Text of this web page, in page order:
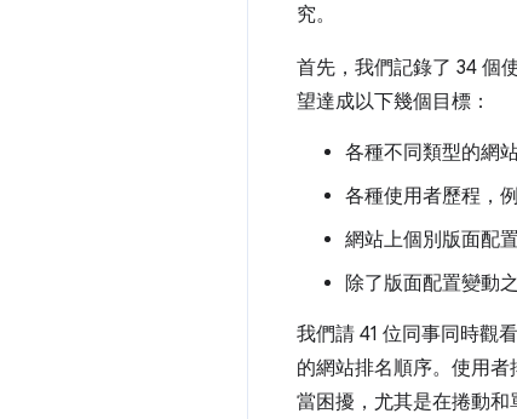
究。
首先，我們記錄了 34 個
望達成以下幾個目標：
各種不同類型的網
各種使用者歷程，
網站上個別版面配
除了版面配置變動
我們請 41 位同事同時觀
的網站排名順序。使用
當困擾，尤其是在捲動